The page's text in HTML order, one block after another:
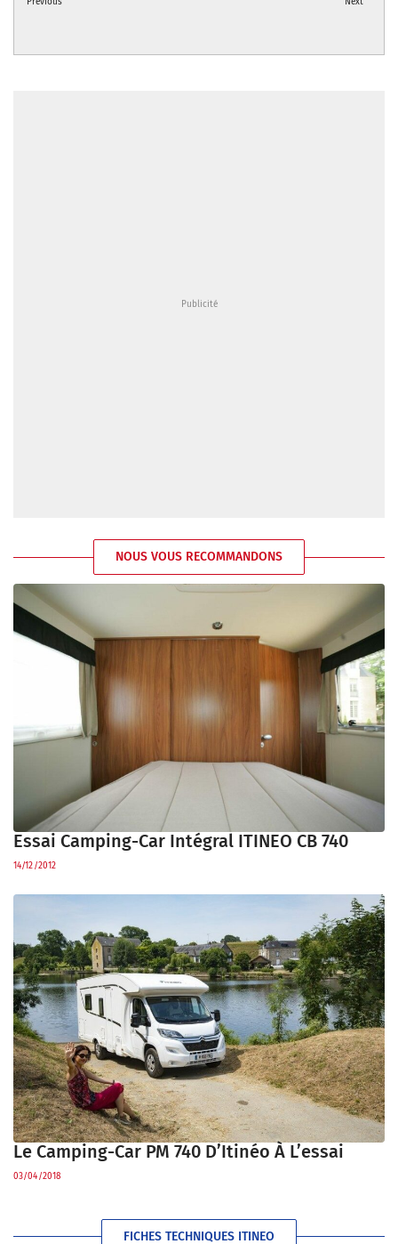
NOUS VOUS RECOMMANDONS
Essai Camping-Car Intégral ITINEO CB 740
14/12/2012
Le Camping-Car PM 740 D’Itinéo À L’essai
03/04/2018
FICHES TECHNIQUES ITINEO